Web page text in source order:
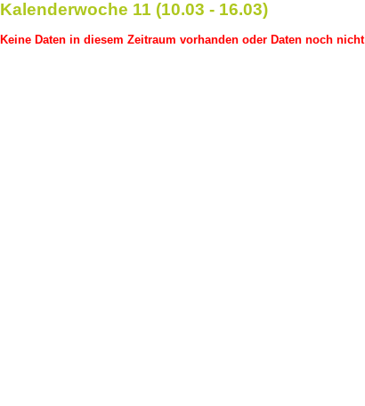
Kalenderwoche 11 (10.03 - 16.03)
Keine Daten in diesem Zeitraum vorhanden oder Daten noch